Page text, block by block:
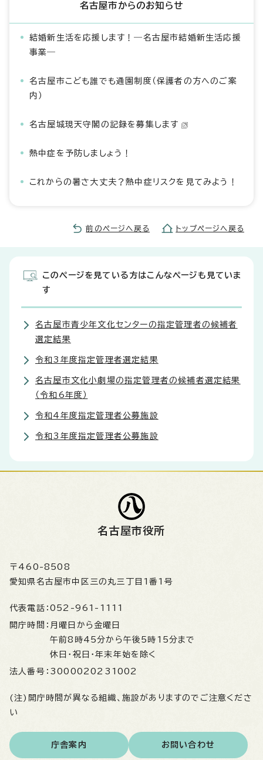
名古屋市からのお知らせ
結婚新生活を応援します！―名古屋市結婚新生活応援
事業―
名古屋市こども誰でも通園制度（保護者の方へのご案
内）
名古屋城現天守閣の記録を募集します
熱中症を予防しましょう！
これからの暑さ大丈夫？熱中症リスクを見てみよう！
前のページへ戻る トップページへ戻る
このページを見ている方はこんなページも見ていま
す
名古屋市青少年文化センターの指定管理者の候補者
選定結果
令和3年度指定管理者選定結果
名古屋市文化小劇場の指定管理者の候補者選定結果
（令和6年度）
令和4年度指定管理者公募施設
令和3年度指定管理者公募施設
名古屋市役所
〒460-8508
愛知県名古屋市中区三の丸三丁目1番1号
代表電話： 052-961-1111
開庁時間： 月曜日から金曜日
午前8時45分から午後5時15分まで
休日・祝日・年末年始を除く
法人番号： 3000020231002
(注)開庁時間が異なる組織、施設がありますのでご注意くださ
い
庁舎案内 お問い合わせ